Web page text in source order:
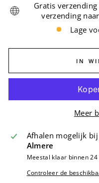
Gratis
verzending
Lage
IN
Meer
Afhalen mogelijk bij
Almere
Meestal klaar binnen 24
Controleer de